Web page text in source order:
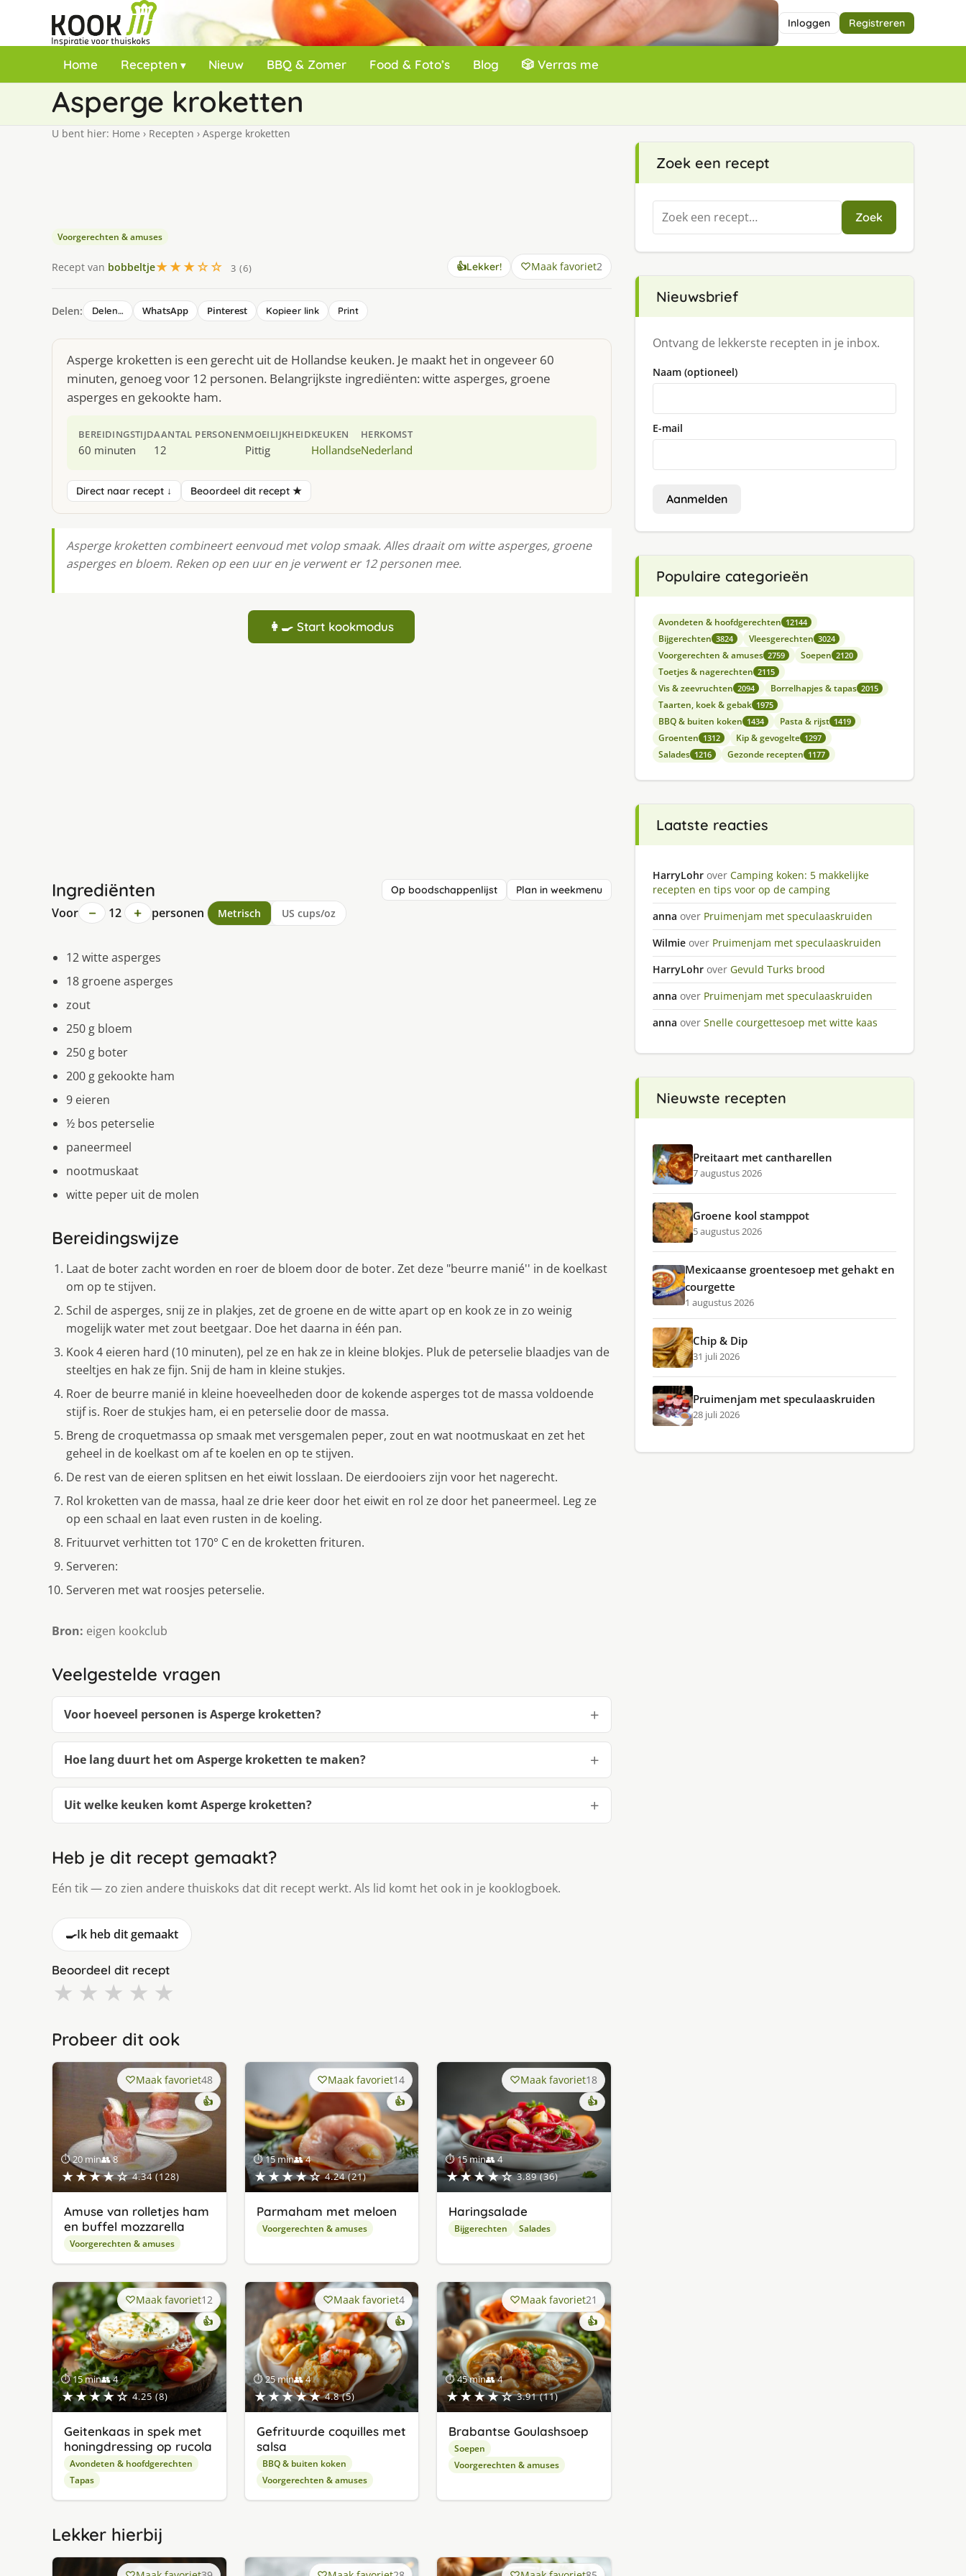
Inloggen Registreren
Home Recepten Nieuw BBQ & Zomer Food & Foto’s Blog 🎲 Verras me
Asperge kroketten
U bent hier: Home › Recepten › Asperge kroketten
Voorgerechten & amuses
Recept van bobbeltje★★★☆☆ 3 (6) 👍Lekker! Maak favoriet2
Delen: Delen… WhatsApp Pinterest Kopieer link Print
Asperge kroketten is een gerecht uit de Hollandse keuken. Je maakt het in ongeveer 60
minuten, genoeg voor 12 personen. Belangrijkste ingrediënten: witte asperges, groene
asperges en gekookte ham.
BEREIDINGSTIJD
60 minuten
AANTAL PERSONEN
12
MOEILIJKHEID
Pittig
KEUKEN
Hollandse
HERKOMST
Nederland
Direct naar recept ↓ Beoordeel dit recept ★
Asperge kroketten combineert eenvoud met volop smaak. Alles draait om witte asperges, groene
asperges en bloem. Reken op een uur en je verwent er 12 personen mee.
👩‍🍳 Start kookmodus
Ingrediënten Op boodschappenlijst Plan in weekmenu
Voor − 12 + personen Metrisch US cups/oz
12 witte asperges
18 groene asperges
zout
250 g bloem
250 g boter
200 g gekookte ham
9 eieren
½ bos peterselie
paneermeel
nootmuskaat
witte peper uit de molen
Bereidingswijze
Laat de boter zacht worden en roer de bloem door de boter. Zet deze "beurre manié'' in de koelkast
om op te stijven.
Schil de asperges, snij ze in plakjes, zet de groene en de witte apart op en kook ze in zo weinig
mogelijk water met zout beetgaar. Doe het daarna in één pan.
Kook 4 eieren hard (10 minuten), pel ze en hak ze in kleine blokjes. Pluk de peterselie blaadjes van de
steeltjes en hak ze fijn. Snij de ham in kleine stukjes.
Roer de beurre manié in kleine hoeveelheden door de kokende asperges tot de massa voldoende
stijf is. Roer de stukjes ham, ei en peterselie door de massa.
Breng de croquetmassa op smaak met versgemalen peper, zout en wat nootmuskaat en zet het
geheel in de koelkast om af te koelen en op te stijven.
De rest van de eieren splitsen en het eiwit losslaan. De eierdooiers zijn voor het nagerecht.
Rol kroketten van de massa, haal ze drie keer door het eiwit en rol ze door het paneermeel. Leg ze
op een schaal en laat even rusten in de koeling.
Frituurvet verhitten tot 170° C en de kroketten frituren.
Serveren:
Serveren met wat roosjes peterselie.
Bron: eigen kookclub
Veelgestelde vragen
Voor hoeveel personen is Asperge kroketten?
Hoe lang duurt het om Asperge kroketten te maken?
Uit welke keuken komt Asperge kroketten?
Heb je dit recept gemaakt?
Eén tik — zo zien andere thuiskoks dat dit recept werkt. Als lid komt het ook in je kooklogboek.
🍳Ik heb dit gemaakt
Beoordeel dit recept
★ ★ ★ ★ ★
Probeer dit ook
⏱ 20 min👥 8
★★★★☆ 4.34 (128)
Maak favoriet48
👍
Amuse van rolletjes ham
en buffel mozzarella
Voorgerechten & amuses
⏱ 15 min👥 4
★★★★☆ 4.24 (21)
Maak favoriet14
👍
Parmaham met meloen
Voorgerechten & amuses
⏱ 15 min👥 4
★★★★☆ 3.89 (36)
Maak favoriet18
👍
Haringsalade
Bijgerechten Salades
⏱ 15 min👥 4
★★★★☆ 4.25 (8)
Maak favoriet12
👍
Geitenkaas in spek met
honingdressing op rucola
Avondeten & hoofdgerechten
Tapas
⏱ 25 min👥 4
★★★★★ 4.8 (5)
Maak favoriet4
👍
Gefrituurde coquilles met
salsa
BBQ & buiten koken
Voorgerechten & amuses
⏱ 45 min👥 4
★★★★☆ 3.91 (11)
Maak favoriet21
👍
Brabantse Goulashsoep
Soepen
Voorgerechten & amuses
Lekker hierbij
Zoek een recept
Zoeken
naar:
Zoek
Nieuwsbrief
Ontvang de lekkerste recepten in je inbox.
Naam (optioneel)
E-mail
Aanmelden
Populaire categorieën
Avondeten & hoofdgerechten 12144
Bijgerechten 3824 Vleesgerechten 3024
Voorgerechten & amuses 2759 Soepen 2120
Toetjes & nagerechten 2115
Vis & zeevruchten 2094 Borrelhapjes & tapas 2015
Taarten, koek & gebak 1975
BBQ & buiten koken 1434 Pasta & rijst 1419
Groenten 1312 Kip & gevogelte 1297
Salades 1216 Gezonde recepten 1177
Laatste reacties
HarryLohr over Camping koken: 5 makkelijke
recepten en tips voor op de camping
anna over Pruimenjam met speculaaskruiden
Wilmie over Pruimenjam met speculaaskruiden
HarryLohr over Gevuld Turks brood
anna over Pruimenjam met speculaaskruiden
anna over Snelle courgettesoep met witte kaas
Nieuwste recepten
Preitaart met cantharellen
7 augustus 2026
Groene kool stamppot
5 augustus 2026
Mexicaanse groentesoep met gehakt en
courgette
1 augustus 2026
Chip & Dip
31 juli 2026
Pruimenjam met speculaaskruiden
28 juli 2026